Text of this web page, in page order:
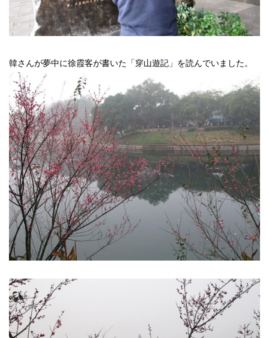
韓さんが夢中に徐霞客が書いた 「穿山遊記」を読んでいました。